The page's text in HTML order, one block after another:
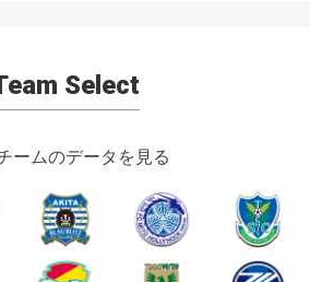
Select
ームのデータを見る